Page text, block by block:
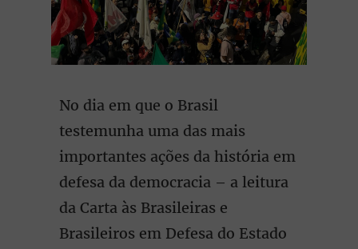
No dia em que o Brasil
testemunha uma das mais
importantes ações da história em
defesa da democracia – a leitura
da Carta às Brasileiras e
Brasileiros em Defesa do Estado